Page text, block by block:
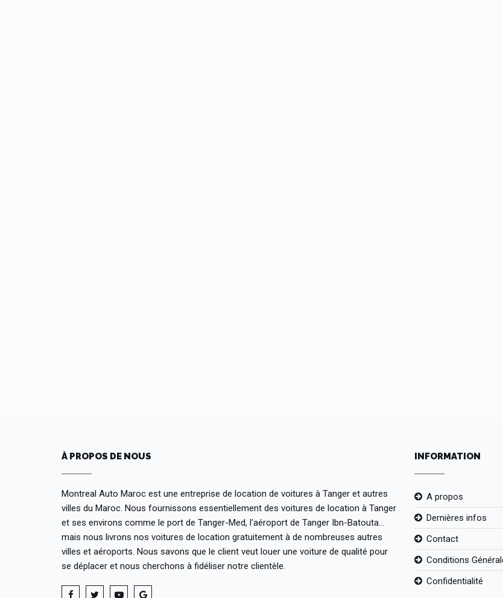
À PROPOS DE NOUS
Montreal Auto Maroc est une entreprise de location de voitures à Tanger et autres
villes du Maroc. Nous fournissons essentiellement des voitures de location à Tanger
et ses environs comme le port de Tanger-Med, l'aéroport de Tanger Ibn-Batouta...
mais nous livrons nos voitures de location gratuitement à de nombreuses autres
villes et aéroports. Nous savons que le client veut louer une voiture de qualité pour
se déplacer et nous cherchons à fidéliser notre clientèle.
INFORMATION
A propos
Dernières infos
Contact
Conditions
Confidentialité